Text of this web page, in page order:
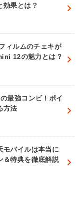
効果とは？
ィルムのチェキが
12の魅力とは？
最強コンビ！ポイ
方法
モバイルは本当に
＆特典を徹底解説